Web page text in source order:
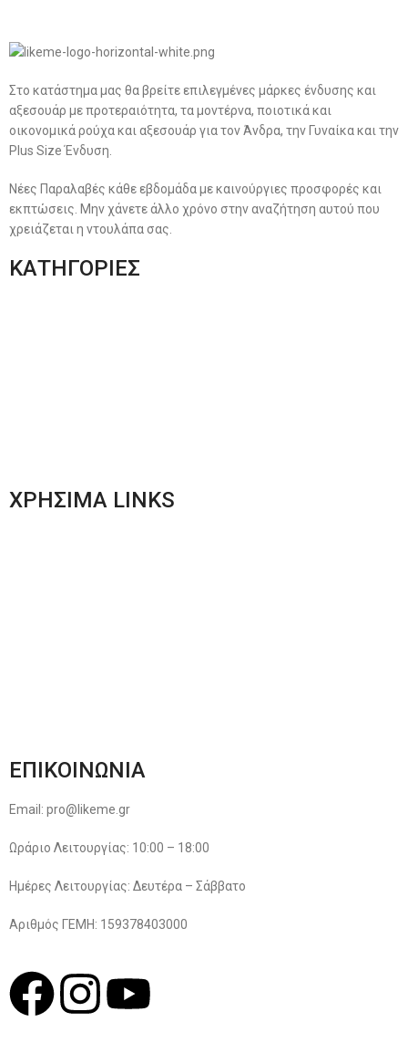
Στο κατάστημα μας θα βρείτε επιλεγμένες μάρκες ένδυσης και
αξεσουάρ με προτεραιότητα, τα μοντέρνα, ποιοτικά και
οικονομικά ρούχα και αξεσουάρ για τον Άνδρα, την Γυναίκα και την
Plus Size Ένδυση.
Νέες Παραλαβές κάθε εβδομάδα με καινούργιες προσφορές και
εκπτώσεις. Μην χάνετε άλλο χρόνο στην αναζήτηση αυτού που
χρειάζεται η ντουλάπα σας.
ΚΑΤΗΓΟΡΙΕΣ
ΧΡΗΣΙΜΑ LINKS
ΕΠΙΚΟΙΝΩΝΙΑ
Email: pro@likeme.gr
Ωράριο Λειτουργίας: 10:00 – 18:00
Ημέρες Λειτουργίας: Δευτέρα – Σάββατο
Αριθμός ΓΕΜΗ: 159378403000